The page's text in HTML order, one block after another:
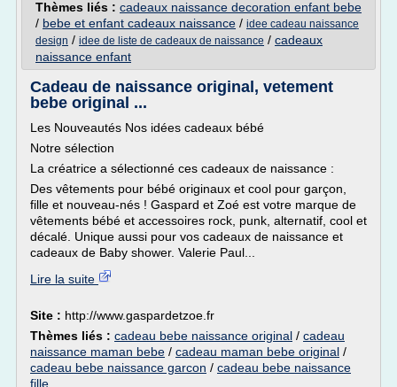
Thèmes liés : cadeaux naissance decoration enfant bebe
/ bebe et enfant cadeaux naissance / idee cadeau naissance
design / idee de liste de cadeaux de naissance / cadeaux
naissance enfant
Cadeau de naissance original, vetement
bebe original ...
Les Nouveautés Nos idées cadeaux bébé
Notre sélection
La créatrice a sélectionné ces cadeaux de naissance :
Des vêtements pour bébé originaux et cool pour garçon,
fille et nouveau-nés ! Gaspard et Zoé est votre marque de
vêtements bébé et accessoires rock, punk, alternatif, cool et
décalé. Unique aussi pour vos cadeaux de naissance et
cadeaux de Baby shower. Valerie Paul...
Lire la suite
Site : http://www.gaspardetzoe.fr
Thèmes liés : cadeau bebe naissance original / cadeau
naissance maman bebe / cadeau maman bebe original /
cadeau bebe naissance garcon / cadeau bebe naissance
fille